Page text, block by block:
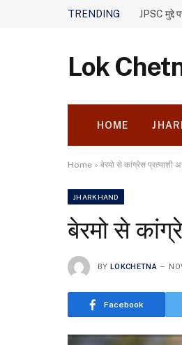
TRENDING JPSC मुद्दे
Lok
HOME
Home » बेरमो से कांग्रेस प्रत्याशी
JHARKHAND
बेरमो से
BY LOKCHETNA
Facebook